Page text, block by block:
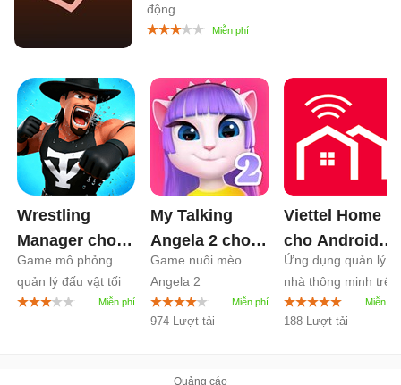
động
Wrestling
Manager cho
Android1.1
Game mô phỏng
quản lý đấu vật tối
thượng
My Talking
Angela 2 cho
Android 26.4
Game nuôi mèo
Angela 2
974 Lượt tải
Viettel Home
cho Android
TV 1.4
Ứng dụng quản lý
nhà thông minh trên
SmartTV
188 Lượt tải